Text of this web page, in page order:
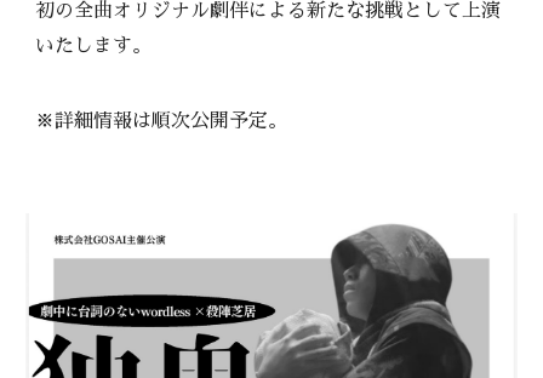
初の全曲オリジナル劇伴による新たな挑戦として上演
いたします。
※詳細情報は順次公開予定。